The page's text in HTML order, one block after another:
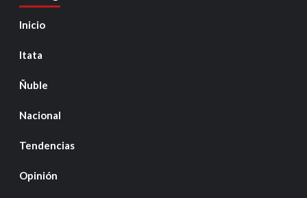
Inicio
Itata
Ñuble
Nacional
Tendencias
Opinión